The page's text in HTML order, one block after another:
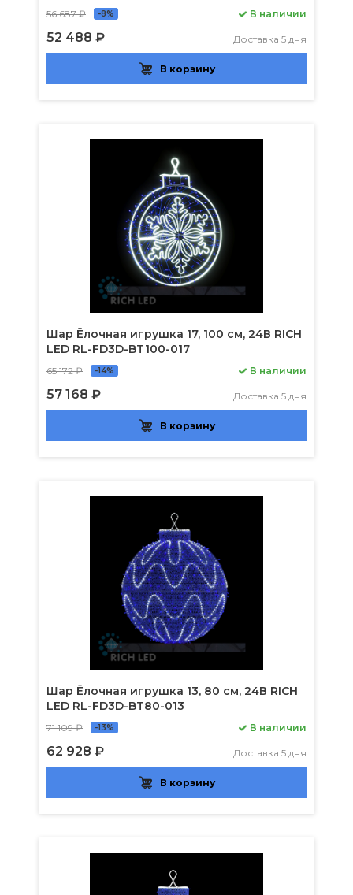
56 687 ₽ -8%
52 488 ₽
В наличии
Доставка 5 дня
В корзину
Шар Ёлочная игрушка 17, 100 см, 24В RICH
LED RL-FD3D-BT100-017
65 172 ₽ -14%
57 168 ₽
В наличии
Доставка 5 дня
В корзину
Шар Ёлочная игрушка 13, 80 см, 24В RICH
LED RL-FD3D-BT80-013
71 109 ₽ -13%
62 928 ₽
В наличии
Доставка 5 дня
В корзину